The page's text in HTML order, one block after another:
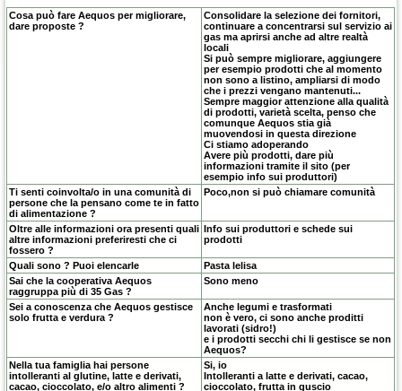
Cosa può fare Aequos per migliorare,
dare proposte ?
Consolidare la selezione dei fornitori,
continuare a concentrarsi sul servizio ai
gas ma aprirsi anche ad altre realtà
locali
Si può sempre migliorare, aggiungere
per esempio prodotti che al momento
non sono a listino, ampliarsi di modo
che i prezzi vengano mantenuti...
Sempre maggior attenzione alla qualità
di prodotti, varietà scelta, penso che
comunque Aequos stia già
muovendosi in questa direzione
Ci stiamo adoperando
Avere più prodotti, dare più
informazioni tramite il sito (per
esempio info sui produttori)
Ti senti coinvolta/o in una comunità di
persone che la pensano come te in fatto
di alimentazione ?
Poco,non si può chiamare comunità
Oltre alle informazioni ora presenti quali
altre informazioni preferiresti che ci
fossero ?
Info sui produttori e schede sui
prodotti
Quali sono ? Puoi elencarle
Pasta lelisa
Sai che la cooperativa Aequos
raggruppa più di 35 Gas ?
Sono meno
Sei a conoscenza che Aequos gestisce
solo frutta e verdura ?
Anche legumi e trasformati
non è vero, ci sono anche proditti
lavorati (sidro!)
e i prodotti secchi chi li gestisce se non
Aequos?
Nella tua famiglia hai persone
intolleranti al glutine, latte e derivati,
cacao, cioccolato, e/o altro alimenti ?
Si, io
Intolleranti a latte e derivati, cacao,
cioccolato, frutta in guscio